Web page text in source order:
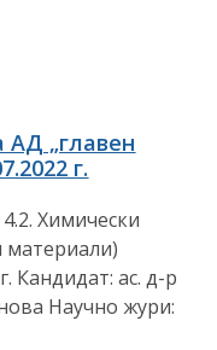
АД „главен
г.
Химически
Кандидат: aс. д-р
Научно жури: